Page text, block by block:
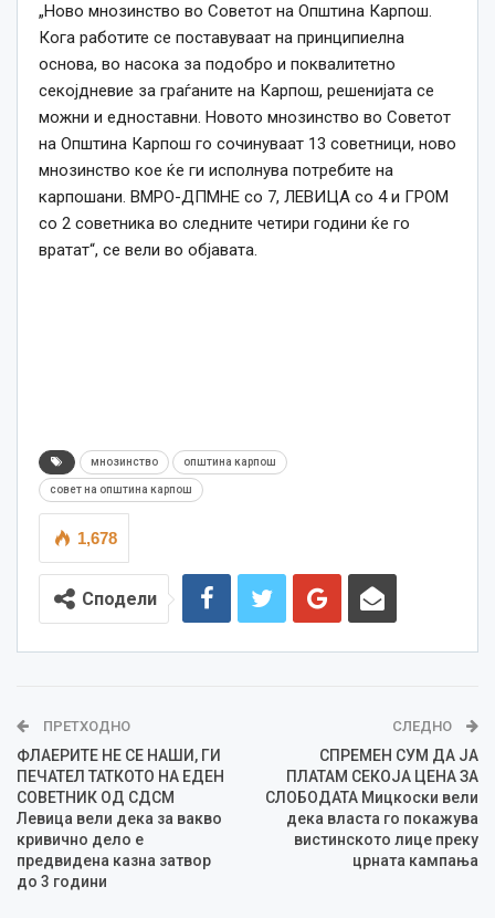
„Ново мнозинство во Советот на Општина Карпош.
Кога работите се поставуваат на принципиелна
основа, во насока за подобро и поквалитетно
секојдневие за граѓаните на Карпош, решенијата се
можни и едноставни. Новото мнозинство во Советот
на Општина Карпош го сочинуваат 13 советници, ново
мнозинство кое ќе ги исполнува потребите на
карпошани. ВМРО-ДПМНЕ со 7, ЛЕВИЦА со 4 и ГРОМ
со 2 советника во следните четири години ќе го
вратат“, се вели во објавата.
мнозинство општина карпош
совет на општина карпош
1,678
Сподели
ПРЕТХОДНО
ФЛАЕРИТЕ НЕ СЕ НАШИ, ГИ
ПЕЧАТЕЛ ТАТКОТО НА ЕДЕН
СОВЕТНИК ОД СДСМ
Левица вели дека за вакво
кривично дело е
предвидена казна затвор
до 3 години
СЛЕДНО
СПРЕМЕН СУМ ДА ЈА
ПЛАТАМ СЕКОЈА ЦЕНА ЗА
СЛОБОДАТА Мицкоски вели
дека власта го покажува
вистинското лице преку
црната кампања